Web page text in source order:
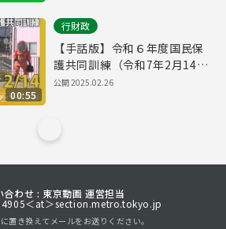
00:55
行財政
【手話版】令和６年度国民保
護共同訓練（令和7年2月14日
東京デイリーニュース
公開2025.02.26
合わせ : 東京動画 運営担当
＜at＞section.metro.tokyo.jp
置き換えてメールをお送りください。